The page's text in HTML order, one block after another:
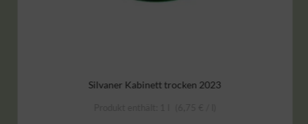
Silvaner Kabinett trocken 2023